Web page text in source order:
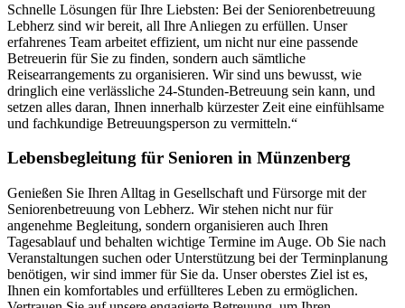
Schnelle Lösungen für Ihre Liebsten: Bei der Seniorenbetreuung
Lebherz sind wir bereit, all Ihre Anliegen zu erfüllen. Unser
erfahrenes Team arbeitet effizient, um nicht nur eine passende
Betreuerin für Sie zu finden, sondern auch sämtliche
Reisearrangements zu organisieren. Wir sind uns bewusst, wie
dringlich eine verlässliche 24-Stunden-Betreuung sein kann, und
setzen alles daran, Ihnen innerhalb kürzester Zeit eine einfühlsame
und fachkundige Betreuungsperson zu vermitteln.“
Lebensbegleitung für Senioren in Münzenberg
Genießen Sie Ihren Alltag in Gesellschaft und Fürsorge mit der
Seniorenbetreuung von Lebherz. Wir stehen nicht nur für
angenehme Begleitung, sondern organisieren auch Ihren
Tagesablauf und behalten wichtige Termine im Auge. Ob Sie nach
Veranstaltungen suchen oder Unterstützung bei der Terminplanung
benötigen, wir sind immer für Sie da. Unser oberstes Ziel ist es,
Ihnen ein komfortables und erfüllteres Leben zu ermöglichen.